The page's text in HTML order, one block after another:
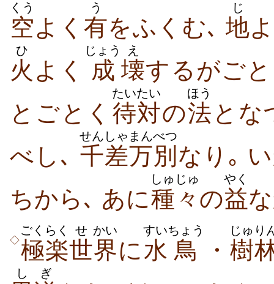
空
くう
よく 有
う
をふくむ､ 地
じ
火
ひ
よく 成
じょう
壊
え
するがご
とごとく 待対
たいたい
の法
ほう
とな
べし､ 千差
せんしゃ
万別
まんべつ
なり｡
ちから､ あに種々
しゅじゅ
の益
やく
◇極楽
ごくらく
世
せ
界
かい
に水
すい
鳥
ちょう
・ 樹
じゅり
しぎ